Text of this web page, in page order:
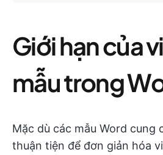
Giới hạn của
mẫu trong
Mặc dù các mẫu Word cung
thuận tiện để đơn giản hóa